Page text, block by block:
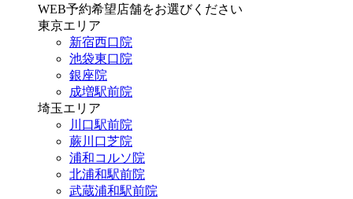
WEB予約希望店舗をお選びください
東京エリア
新宿西口院
池袋東口院
銀座院
成増駅前院
埼玉エリア
川口駅前院
蕨川口芝院
浦和コルソ院
北浦和駅前院
武蔵浦和駅前院